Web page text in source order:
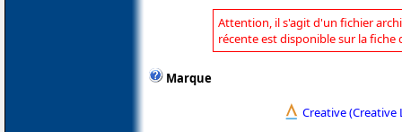
Attention, il s'agit d'un fichier
récente est disponible sur la fiche
Marque
Creative (Creative